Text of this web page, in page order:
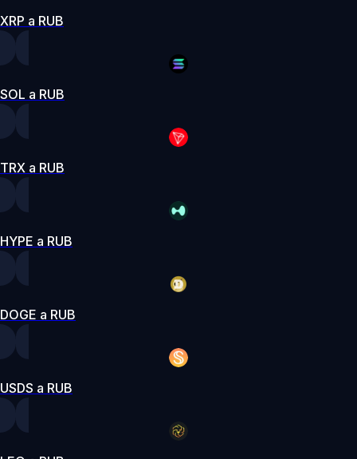
XRP a RUB
SOL a RUB
TRX a RUB
HYPE a RUB
DOGE a RUB
USDS a RUB